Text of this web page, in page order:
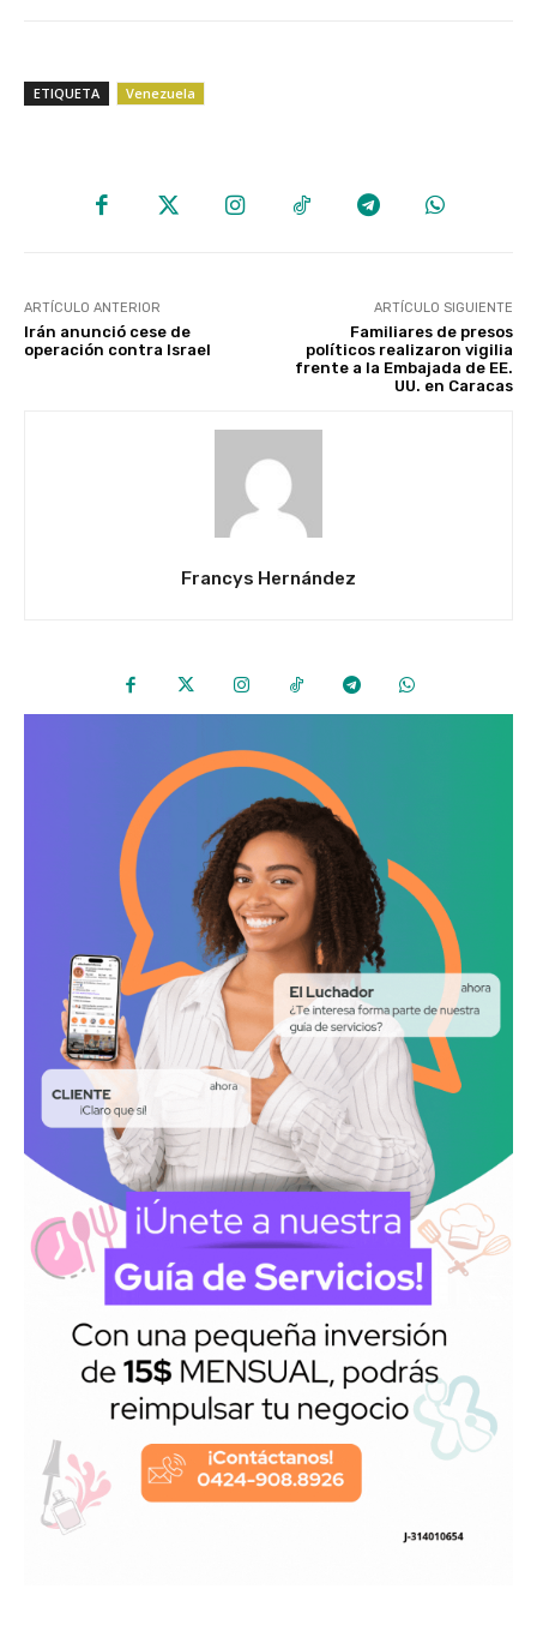
ETIQUETA Venezuela
ARTÍCULO ANTERIOR
Irán anunció cese de
operación contra Israel
ARTÍCULO SIGUIENTE
Familiares de presos
políticos realizaron vigilia
frente a la Embajada de EE.
UU. en Caracas
Francys Hernández